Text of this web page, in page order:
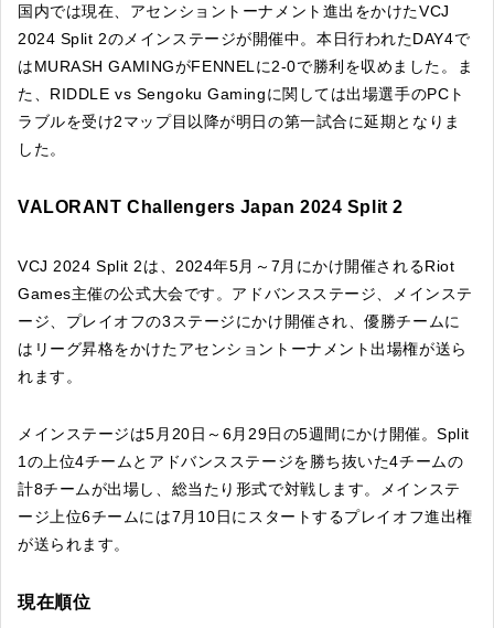
国内では現在、アセンショントーナメント進出をかけたVCJ
2024 Split 2のメインステージが開催中。本日行われたDAY4で
はMURASH GAMINGがFENNELに2-0で勝利を収めました。ま
た、RIDDLE vs Sengoku Gamingに関しては出場選手のPCト
ラブルを受け2マップ目以降が明日の第一試合に延期となりま
した。
VALORANT Challengers Japan 2024 Split 2
VCJ 2024 Split 2は、2024年5月～7月にかけ開催されるRiot
Games主催の公式大会です。アドバンスステージ、メインステ
ージ、プレイオフの3ステージにかけ開催され、優勝チームに
はリーグ昇格をかけたアセンショントーナメント出場権が送ら
れます。
メインステージは5月20日～6月29日の5週間にかけ開催。Split
1の上位4チームとアドバンスステージを勝ち抜いた4チームの
計8チームが出場し、総当たり形式で対戦します。メインステ
ージ上位6チームには7月10日にスタートするプレイオフ進出権
が送られます。
現在順位